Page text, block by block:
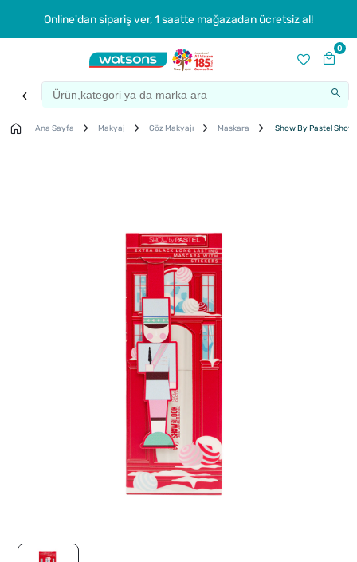
Online'dan sipariş ver, 1 saatte mağazadan ücretsiz al!
0
Ana Sayfa Makyaj Göz Makyajı Maskara Show By Pastel Show